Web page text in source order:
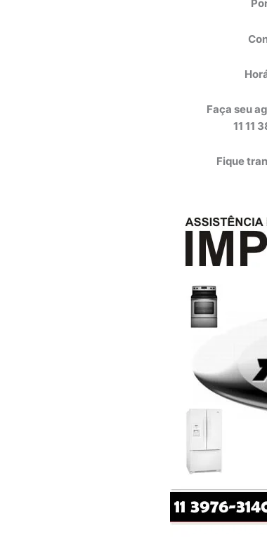
Faça seu
11 11
Fique